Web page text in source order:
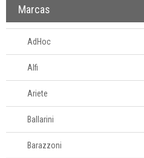
Abridores de latas
Acessórios
Afiadores de
facas manuais
batatas
formas
Balanças
Batedores
Marcas
AdHoc
Alfi
Ariete
Ballarini
Barazzoni